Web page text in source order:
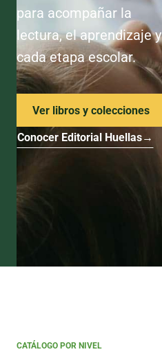
para acompañar la
lectura, el aprendizaje y
cada etapa escolar.
Ver libros y colecciones
Conocer Editorial Huellas→
CATÁLOGO POR NIVEL